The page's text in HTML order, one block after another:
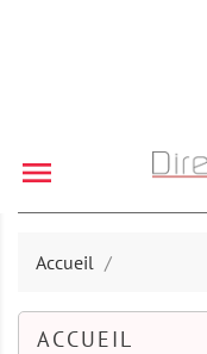

Accueil
ACCUEIL